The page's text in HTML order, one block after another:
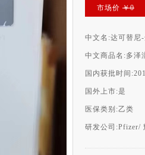
市场价 ￥0
中文名:达可替尼
中文商品名:多泽
国内获批时间:
国外上市:是
医保类别:乙类
研发公司:Pfizer/